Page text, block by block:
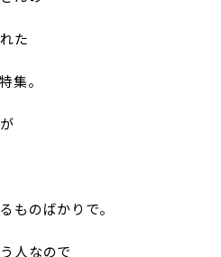
た
集。
ものばかりで。
人なので